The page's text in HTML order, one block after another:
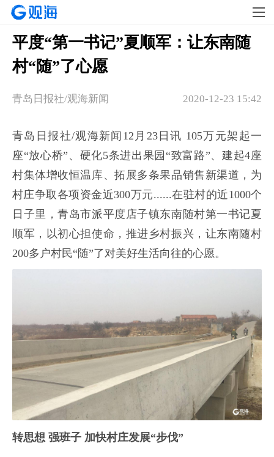
平度“第一书记”夏顺军：让东南随
村“随”了心愿
2020-12-23 15:42
青岛日报社/观海新闻
青岛日报社/观海新闻12月23日讯 105万元架起一
座“放心桥”、硬化5条进出果园“致富路”、建起4座
村集体增收恒温库、拓展多条果品销售新渠道，为
村庄争取各项资金近300万元......在驻村的近1000个
日子里，青岛市派平度店子镇东南随村第一书记夏
顺军，以初心担使命，推进乡村振兴，让东南随村
200多户村民“随”了对美好生活向往的心愿。
转思想 强班子 加快村庄发展“步伐”